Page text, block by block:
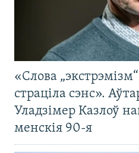
«Слова
страціла сэнс».
Уладзімер Казлоў
менскія 90-я